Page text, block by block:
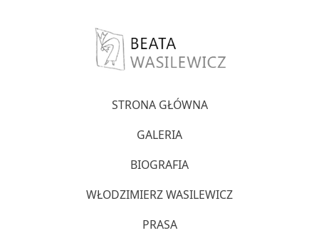
STRONA GŁÓWNA
GALERIA
BIOGRAFIA
WŁODZIMIERZ WASILEWICZ
PRASA